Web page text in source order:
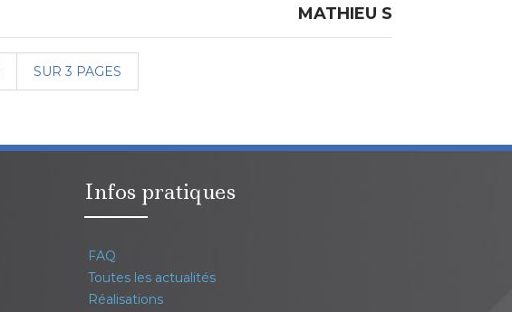
MATHIEU S
SUR 3 PAGES
Infos pratiques
FAQ
Toutes les actualités
Réalisations